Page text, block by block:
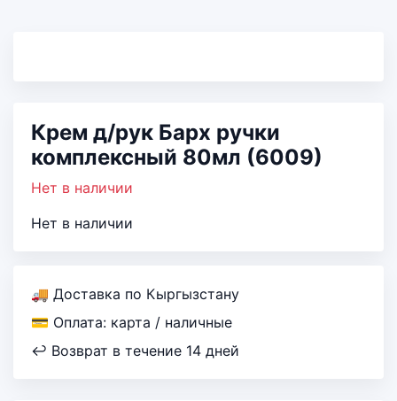
Крем д/рук Барх ручки
комплексный 80мл (6009)
Нет в наличии
Нет в наличии
🚚 Доставка по Кыргызстану
💳 Оплата: карта / наличные
↩ Возврат в течение 14 дней